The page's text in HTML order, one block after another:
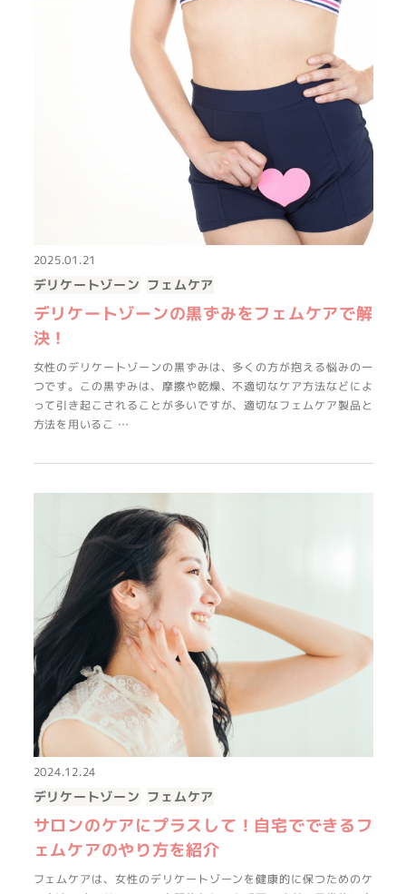
2025.01.21
デリケートゾーン フェムケア
デリケートゾーンの黒ずみをフェムケアで解
決！
女性のデリケートゾーンの黒ずみは、多くの方が抱える悩みの一
つです。この黒ずみは、摩擦や乾燥、不適切なケア方法などによ
って引き起こされることが多いですが、適切なフェムケア製品と
方法を用いるこ …
2024.12.24
デリケートゾーン フェムケア
サロンのケアにプラスして！自宅でできるフ
ェムケアのやり方を紹介
フェムケアは、女性のデリケートゾーンを健康的に保つためのケ